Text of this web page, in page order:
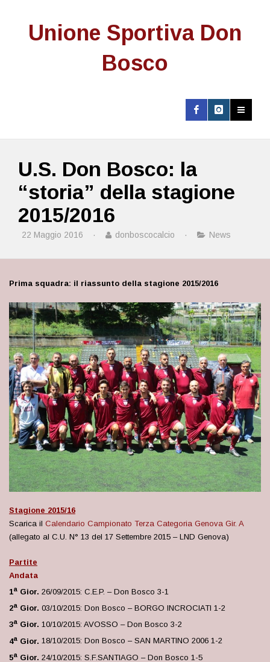
Unione Sportiva Don
Bosco
U.S. Don Bosco: la
“storia” della stagione
2015/2016
22 Maggio 2016 · donboscocalcio · News
Prima squadra: il riassunto della stagione 2015/2016
Stagione 2015/16
Scarica il Calendario Campionato Terza Categoria Genova Gir. A
(allegato al C.U. N° 13 del 17 Settembre 2015 – LND Genova)
Partite
Andata
1a Gior. 26/09/2015: C.E.P. – Don Bosco 3-1
2a Gior. 03/10/2015: Don Bosco – BORGO INCROCIATI 1-2
3a Gior. 10/10/2015: AVOSSO – Don Bosco 3-2
4a Gior. 18/10/2015: Don Bosco – SAN MARTINO 2006 1-2
5a Gior. 24/10/2015: S.F.SANTIAGO – Don Bosco 1-5